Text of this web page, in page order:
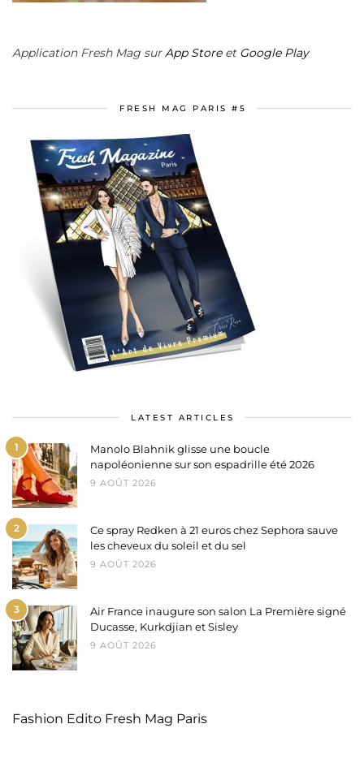
Application Fresh Mag surApp Storeet Google Play
FRESH MAG PARIS #5
LATEST ARTICLES
1
Manolo Blahnik glisse une boucle
napoléonienne sur son espadrille été 2026
9 AOÛT 2026
2
Ce spray Redken à 21 euros chez Sephora sauve
les cheveux du soleil et du sel
9 AOÛT 2026
3
Air France inaugure son salon La Première signé
Ducasse, Kurkdjian et Sisley
9 AOÛT 2026
Fashion Edito Fresh Mag Paris